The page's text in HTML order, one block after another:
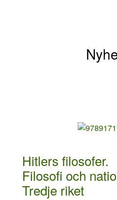
Hitlers filosofer.
Filosofi och
Tredje riket